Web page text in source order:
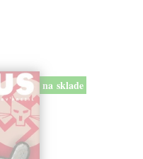
na sklade